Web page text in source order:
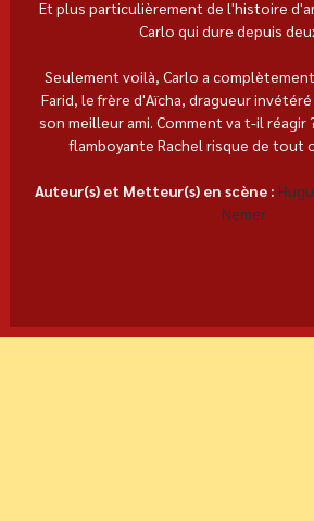
Et plus particulièrement de l'histoire
Carlo qui dure depuis
Seulement voilà, Carlo a
Farid, le frère d'Aïcha, dragueur
son meilleur ami. Comment va t-il réagir
flamboyante Rachel risque de tout
Auteur(s) et Metteur(s) en scène :
Nemer